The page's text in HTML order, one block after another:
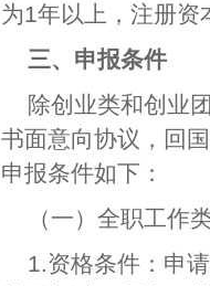
为1年以上，注册
三、申报条件
除创业类和创业
书面意向协议，回
申报条件如下：
（一）全职工作
1.资格条件：申